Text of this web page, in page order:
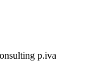
p.iva